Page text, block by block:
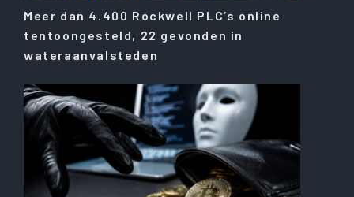
Meer dan 4.400 Rockwell PLC’s online
tentoongesteld, 22 gevonden in
wateraanvalsteden